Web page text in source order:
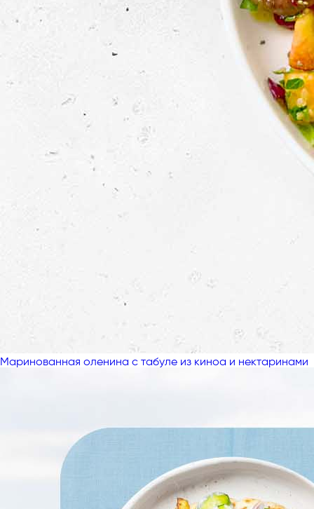
Маринованная оленина с табуле из киноа и нектаринами